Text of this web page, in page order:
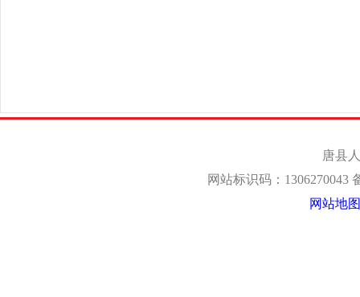
唐县
网站标识码：1306270043
网站地图